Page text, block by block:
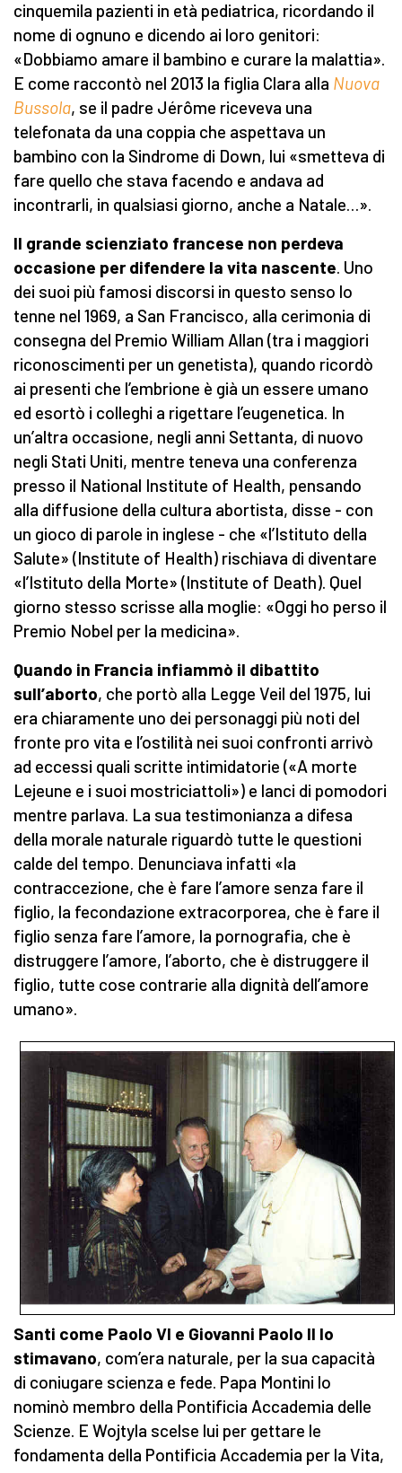
cinquemila pazienti in età pediatrica, ricordando il
nome di ognuno e dicendo ai loro genitori:
«Dobbiamo amare il bambino e curare la malattia».
E come raccontò nel 2013 la figlia Clara alla Nuova
Bussola, se il padre Jérôme riceveva una
telefonata da una coppia che aspettava un
bambino con la Sindrome di Down, lui «smetteva di
fare quello che stava facendo e andava ad
incontrarli, in qualsiasi giorno, anche a Natale…».
Il grande scienziato francese non perdeva
occasione per difendere la vita nascente. Uno
dei suoi più famosi discorsi in questo senso lo
tenne nel 1969, a San Francisco, alla cerimonia di
consegna del Premio William Allan (tra i maggiori
riconoscimenti per un genetista), quando ricordò
ai presenti che l’embrione è già un essere umano
ed esortò i colleghi a rigettare l’eugenetica. In
un’altra occasione, negli anni Settanta, di nuovo
negli Stati Uniti, mentre teneva una conferenza
presso il National Institute of Health, pensando
alla diffusione della cultura abortista, disse - con
un gioco di parole in inglese - che «l’Istituto della
Salute» (Institute of Health) rischiava di diventare
«l’Istituto della Morte» (Institute of Death). Quel
giorno stesso scrisse alla moglie: «Oggi ho perso il
Premio Nobel per la medicina».
Quando in Francia infiammò il dibattito
sull’aborto, che portò alla Legge Veil del 1975, lui
era chiaramente uno dei personaggi più noti del
fronte pro vita e l’ostilità nei suoi confronti arrivò
ad eccessi quali scritte intimidatorie («A morte
Lejeune e i suoi mostriciattoli») e lanci di pomodori
mentre parlava. La sua testimonianza a difesa
della morale naturale riguardò tutte le questioni
calde del tempo. Denunciava infatti «la
contraccezione, che è fare l’amore senza fare il
figlio, la fecondazione extracorporea, che è fare il
figlio senza fare l’amore, la pornografia, che è
distruggere l’amore, l’aborto, che è distruggere il
figlio, tutte cose contrarie alla dignità dell’amore
umano».
Santi come Paolo VI e Giovanni Paolo II lo
stimavano, com’era naturale, per la sua capacità
di coniugare scienza e fede. Papa Montini lo
nominò membro della Pontificia Accademia delle
Scienze. E Wojtyla scelse lui per gettare le
fondamenta della Pontificia Accademia per la Vita,